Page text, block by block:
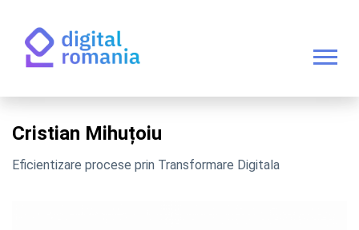
Cristian Mihuțoiu
Eficientizare procese prin Transformare Digitala